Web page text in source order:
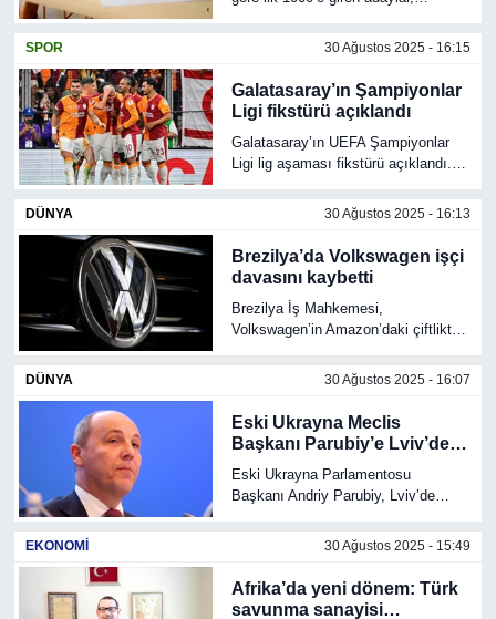
ağırlıkta işletme, sözelde ise tarih
bölümlerini tercih etti. YÖK Başkanı
Prof. Dr. Erol Özvar açıklamalarda
bulundu.
SPOR 30 Ağustos 2025 - 16:15
Galatasaray’ın Şampiyonlar
Ligi fikstürü açıklandı
Galatasaray’ın UEFA Şampiyonlar
Ligi lig aşaması fikstürü açıklandı.
Eintracht Frankfurt’a karşı
deplasmanda oynayacak.
DÜNYA 30 Ağustos 2025 - 16:13
Brezilya’da Volkswagen işçi
davasını kaybetti
Brezilya İş Mahkemesi,
Volkswagen’in Amazon’daki çiftlikte
gerekçesiyle 30 milyon dolar toplu
tazminat ödemesine hükmetti.
DÜNYA 30 Ağustos 2025 - 16:07
Eski Ukrayna Meclis
Başkanı Parubiy’e Lviv’de
suikast
Eski Ukrayna Parlamentosu
Başkanı Andriy Parubiy, Lviv’de
yitirdi. Zelenskiy, faillerin
bulunacağını açıkladı.
EKONOMİ 30 Ağustos 2025 - 15:49
Afrika’da yeni dönem: Türk
savunma sanayisi